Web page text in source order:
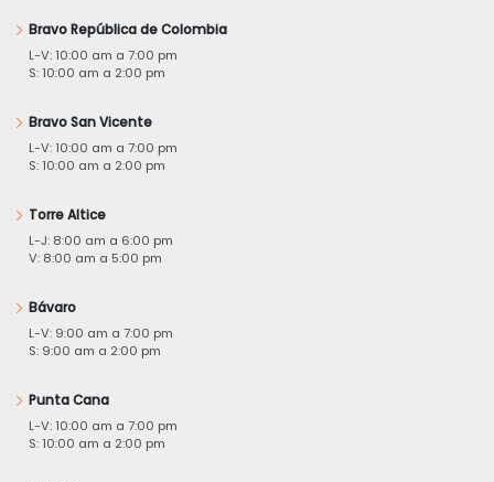
Bravo República de Colombia
L-V: 10:00 am a 7:00 pm
S: 10:00 am a 2:00 pm
Bravo San Vicente
L-V: 10:00 am a 7:00 pm
S: 10:00 am a 2:00 pm
Torre Altice
L-J: 8:00 am a 6:00 pm
V: 8:00 am a 5:00 pm
Bávaro
L-V: 9:00 am a 7:00 pm
S: 9:00 am a 2:00 pm
Punta Cana
L-V: 10:00 am a 7:00 pm
S: 10:00 am a 2:00 pm